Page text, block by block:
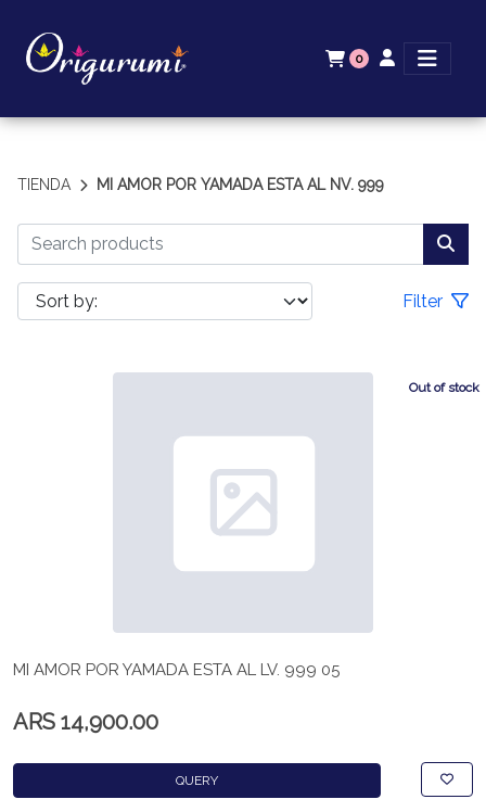
0
TIENDA MI AMOR POR YAMADA ESTA AL NV. 999
Filter
Out of stock
MI AMOR POR YAMADA ESTA AL LV. 999 05
ARS 14,900.00
QUERY